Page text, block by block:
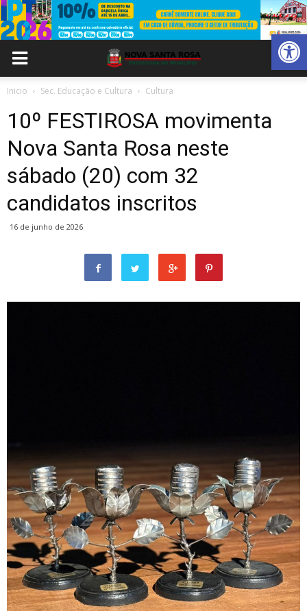
Abrir
Inicio Sec. Educação e Cultura Cultura
10º FESTIROSA movimenta
Nova Santa Rosa neste
sábado (20) com 32
candidatos inscritos
16 de junho de 2026